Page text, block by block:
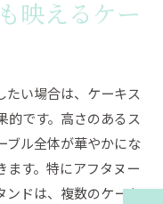
映えるケー
たい場合は、ケーキス
的です。高さのあるス
ブル全体が華やかにな
ます。特にアフタヌー
ンドは、複数のケーキ